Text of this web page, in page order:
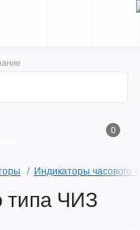
0
Индикаторы часового
типа ЧИЗ